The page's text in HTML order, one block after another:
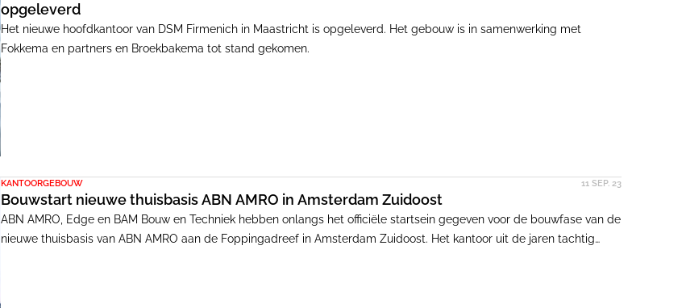
opgeleverd
Het nieuwe hoofdkantoor van DSM Firmenich in Maastricht is opgeleverd. Het gebouw is in samenwerking met
Fokkema en partners en Broekbakema tot stand gekomen.
KANTOORGEBOUW 11 SEP. 23
Bouwstart nieuwe thuisbasis ABN AMRO in Amsterdam Zuidoost
ABN AMRO, Edge en BAM Bouw en Techniek hebben onlangs het officiële startsein gegeven voor de bouwfase van de
nieuwe thuisbasis van ABN AMRO aan de Foppingadreef in Amsterdam Zuidoost. Het kantoor uit de jaren tachtig